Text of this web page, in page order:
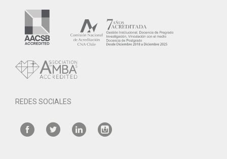
REDES SOCIALES